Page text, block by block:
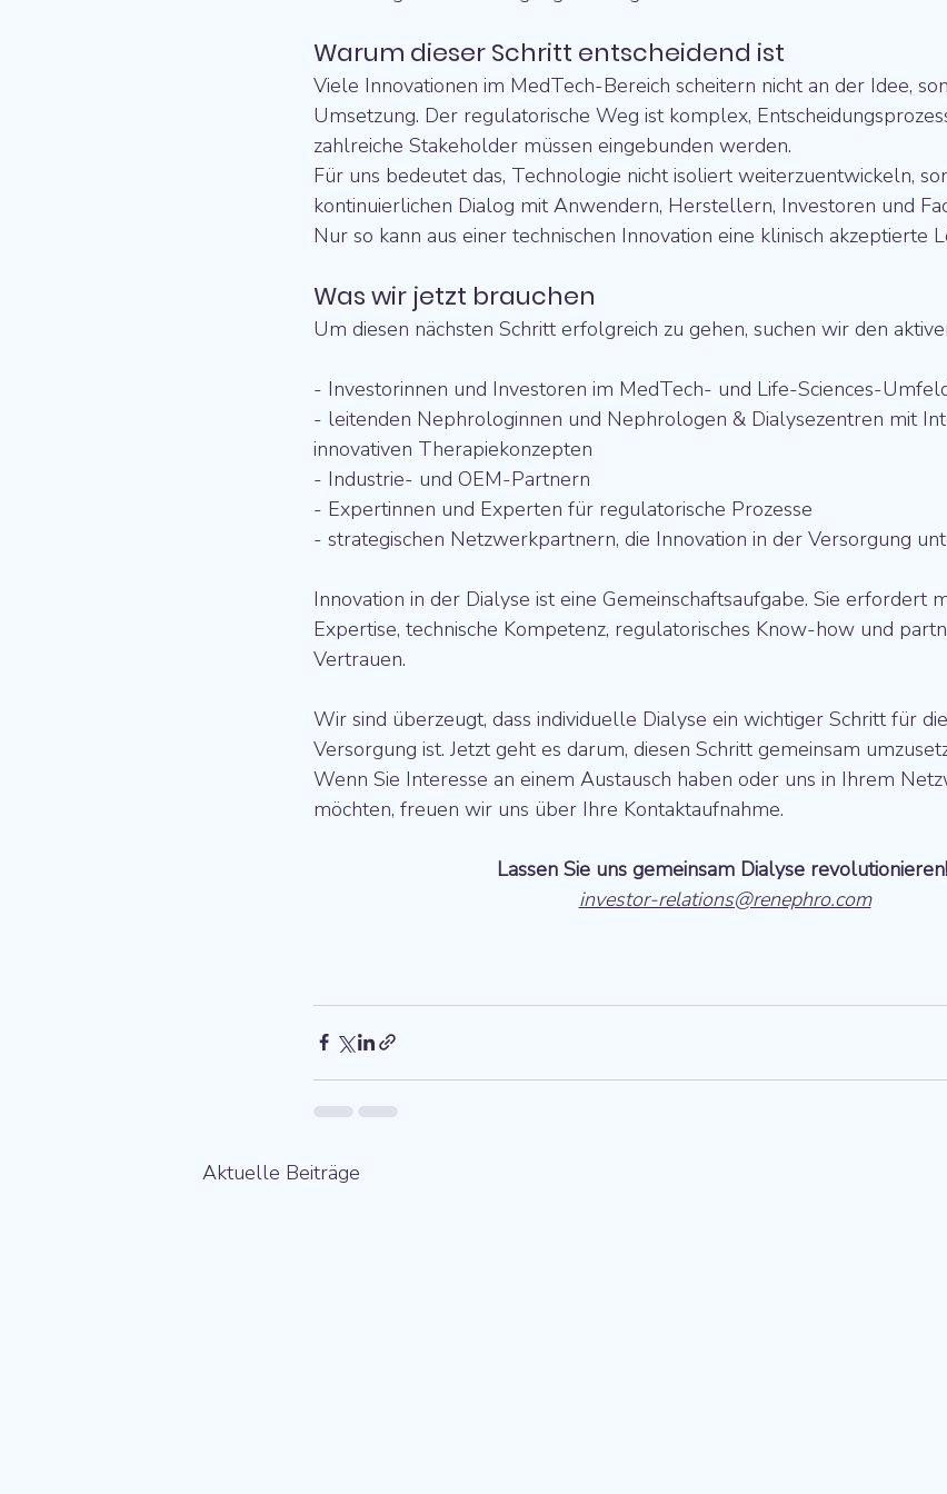
Warum dieser Schritt entscheidend ist
Viele Innovationen im MedTech-Bereich scheitern nicht an der Idee,
Umsetzung. Der regulatorische Weg ist komplex,
zahlreiche Stakeholder müssen eingebunden werden.
Für uns bedeutet das, Technologie nicht isoliert weiterzuentwickeln,
kontinuierlichen Dialog mit Anwendern, Herstellern, Investoren und
Nur so kann aus einer technischen Innovation eine klinisch akzeptierte
Was wir jetzt brauchen
Um diesen nächsten Schritt erfolgreich zu gehen, suchen wir den
- Investorinnen und Investoren im MedTech- und Life-Sciences-
- leitenden Nephrologinnen und Nephrologen & Dialysezentren mit
innovativen Therapiekonzepten
- Industrie- und OEM-Partnern
- Expertinnen und Experten für regulatorische Prozesse
- strategischen Netzwerkpartnern, die Innovation in der Versorgung
Innovation in der Dialyse ist eine Gemeinschaftsaufgabe. Sie erfordert
Expertise, technische Kompetenz, regulatorisches Know-how und
Vertrauen.
Wir sind überzeugt, dass individuelle Dialyse ein wichtiger Schritt für
Versorgung ist. Jetzt geht es darum, diesen Schritt gemeinsam
Wenn Sie Interesse an einem Austausch haben oder uns in Ihrem
möchten, freuen wir uns über Ihre Kontaktaufnahme.
Lassen Sie uns gemeinsam Dialyse revolutionieren!
investor-relations@renephro.com
Aktuelle Beiträge